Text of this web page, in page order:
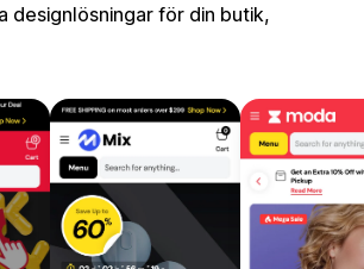
designlösningar för din butik,